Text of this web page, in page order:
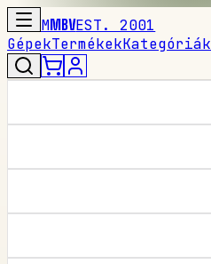
MMBVEST. 2001
GépekTermékekKategóriák